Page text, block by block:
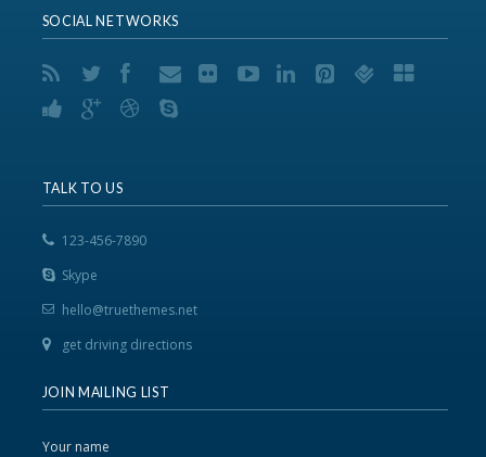
SOCIAL NETWORKS
TALK TO US
123-456-7890
Skype
hello@truethemes.net
get driving directions
JOIN MAILING LIST
Your name